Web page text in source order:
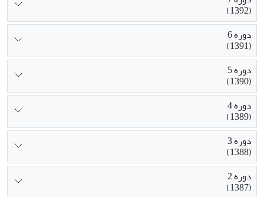
(1392)
دوره 6
(1391)
دوره 5
(1390)
دوره 4
(1389)
دوره 3
(1388)
دوره 2
(1387)